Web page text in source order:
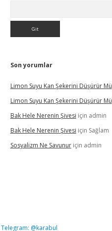
Son yorumlar
Limon Suyu Kan Şekerini Düşürür Mü
Limon Suyu Kan Şekerini Düşürür Mü
Bak Hele Nerenin Şivesi için admin
Bak Hele Nerenin Şivesi için Sağlam
Sosyalizm Ne Savunuriçin admin
Telegram: @karabul